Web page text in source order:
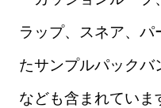
ラップ、スネア、
たサンプルパック
なども含まれていま